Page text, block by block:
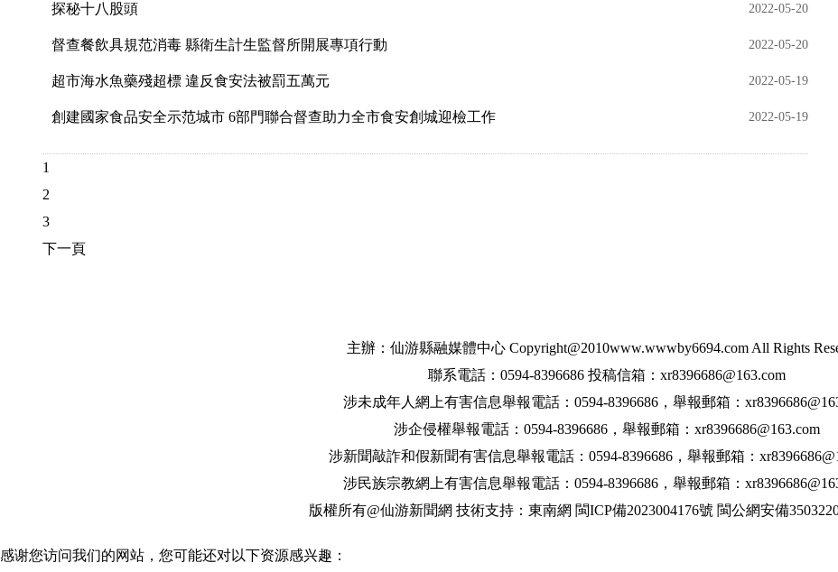
2022-05-20
探秘十八股頭
2022-05-20
督查餐飲具規范消毒 縣衛生計生監督所開展專項行動
2022-05-19
超市海水魚藥殘超標 違反食安法被罰五萬元
2022-05-19
創建國家食品安全示范城市 6部門聯合督查助力全市食安創城迎檢工作
1
2
3
下一頁
主辦：仙游縣融媒體中心 Copyright@2010www.wwwby6694.com All Rights
聯系電話：0594-8396686 投稿信箱：xr8396686@163.com
涉未成年人網上有害信息舉報電話：0594-8396686，舉報郵箱：
涉企侵權舉報電話：0594-8396686，舉報郵箱：xr8396686@163.com
涉新聞敲詐和假新聞有害信息舉報電話：0594-8396686，舉報郵箱：
涉民族宗教網上有害信息舉報電話：0594-8396686，舉報郵箱：
版權所有@仙游新聞網 技術支持：東南網 閩ICP備2023004176號 閩公網安備
感谢您访问我们的网站，您可能还对以下资源感兴趣：